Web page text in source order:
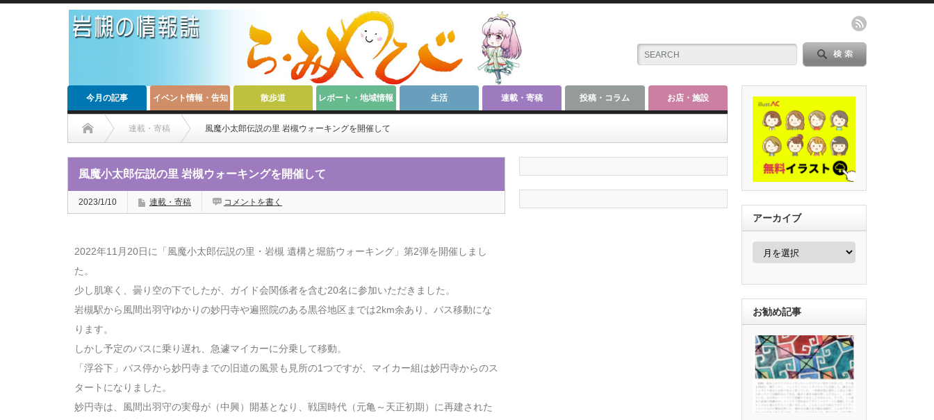
今月の記事 イベント情報・告知 散歩道 レポート・地域情報 生活 連載・寄稿 投稿・コラム お店・施設
連載・寄稿 風魔小太郎伝説の里 岩槻ウォーキングを開催して
風魔小太郎伝説の里 岩槻ウォーキングを開催して
2023/1/10 連載・寄稿 コメントを書く
2022年11月20日に「風魔小太郎伝説の里・岩槻 遺構と堀筋ウォーキング」第2弾を開催しまし
た。
少し肌寒く、曇り空の下でしたが、ガイド会関係者を含む20名に参加いただきました。
岩槻駅から風間出羽守ゆかりの妙円寺や遍照院のある黒谷地区までは2km余あり、バス移動にな
ります。
しかし予定のバスに乗り遅れ、急遽マイカーに分乗して移動。
「浮谷下」バス停から妙円寺までの旧道の風景も見所の1つですが、マイカー組は妙円寺からのス
タートになりました。
妙円寺は、風間出羽守の実母が（中興）開基となり、戦国時代（元亀～天正初期）に再建された
アーカイブ
お勧め記事